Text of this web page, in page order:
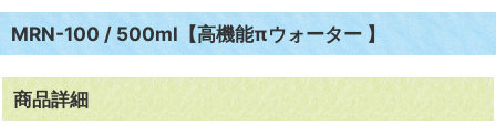
MRN-100 / 500ml【高機能πウォーター 】
商品詳細